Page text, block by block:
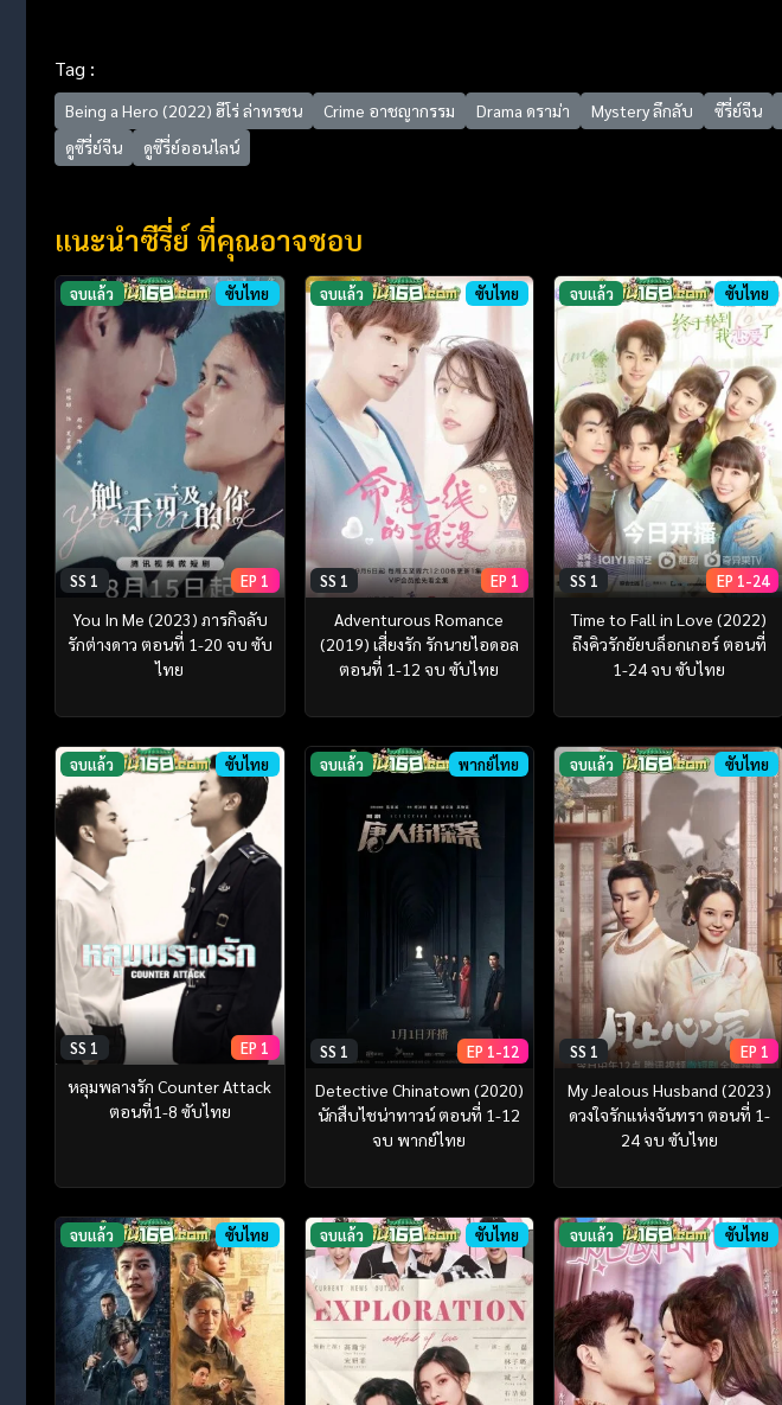
Tag :
Being a Hero (2022) ฮีโร่ ล่าทรชน Crime อาชญากรรม Drama ดราม่า Mystery ลึกลับ ซีรี่ย์จีน
ดูซีรี่ย์จีน
ดูซีรี่ย์ออนไลน์
แนะนำซีรี่ย์ ที่คุณอาจชอบ
จบแล้ว ซับไทย
SS 1 EP 1
You In Me (2023) ภารกิจลับ
รักต่างดาว ตอนที่ 1-20 จบ ซับ
ไทย
จบแล้ว ซับไทย
SS 1 EP 1
Adventurous Romance
(2019) เสี่ยงรัก รักนายไอดอล
ตอนที่ 1-12 จบ ซับไทย
จบแล้ว ซับไทย
SS 1 EP 1-24
Time to Fall in Love (2022)
ถึงคิวรักยัยบล็อกเกอร์ ตอนที่
1-24 จบ ซับไทย
จบแล้ว ซับไทย
SS 1 EP 1
หลุมพลางรัก Counter Attack
ตอนที่1-8 ซับไทย
จบแล้ว พากย์ไทย
SS 1 EP 1-12
Detective Chinatown (2020)
นักสืบไชน่าทาวน์ ตอนที่ 1-12
จบ พากย์ไทย
จบแล้ว ซับไทย
SS 1 EP 1
My Jealous Husband (2023)
ดวงใจรักแห่งจันทรา ตอนที่ 1-
24 จบ ซับไทย
จบแล้ว ซับไทย จบแล้ว ซับไทย จบแล้ว ซับไทย